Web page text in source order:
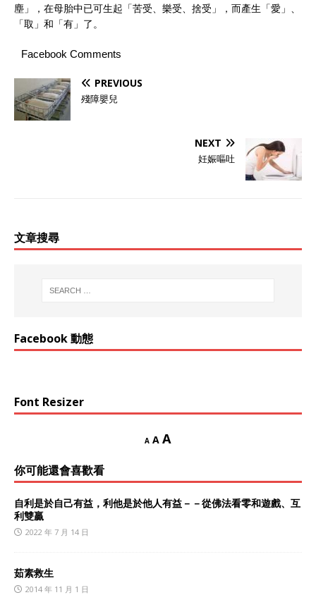
塵」，在母胎中已可生起「苦受、樂受、捨受」，而產生「愛」、
「取」和「有」了。
Facebook Comments
PREVIOUS
殘障嬰兒
NEXT
妊娠嘔吐
文章搜尋
Facebook 動態
Font Resizer
A A A
你可能還會喜歡看
自利是於自己有益，利他是於他人有益－－從佛法看零和遊戲、互
利雙贏
2022 年 7 月 14 日
茹素救生
2014 年 11 月 1 日